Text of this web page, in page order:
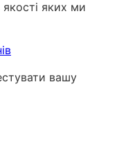
яких ми
вашу